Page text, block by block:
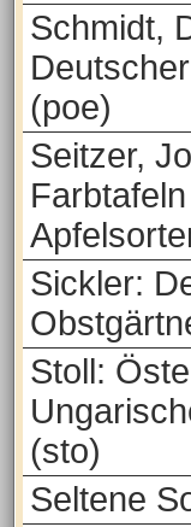
Schmidt,
(poe)
Seitzer,
Sickler:
Stoll:
(sto)
Seltene